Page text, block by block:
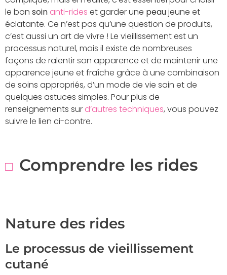
le bon soin anti-rides et garder une peaujeune et
éclatante. Ce n’est pas qu’une question de produits,
c’est aussi un art de vivre ! Le vieillissement est un
processus naturel, mais il existe de nombreuses
façons de ralentir son apparence et de maintenir une
apparence jeune et fraîche grâce à une combinaison
de soins appropriés, d’un mode de vie sain et de
quelques astuces simples. Pour plus de
renseignements sur d’autres techniques, vous pouvez
suivre le lien ci-contre.
Comprendre les rides
Nature des rides
Le processus de vieillissement
cutané